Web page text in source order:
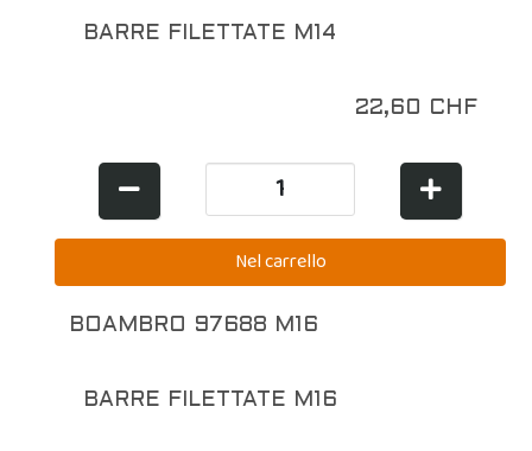
BARRE FILETTATE M14
22,60 CHF
BOAMBRO 97688 M16
BARRE FILETTATE M16